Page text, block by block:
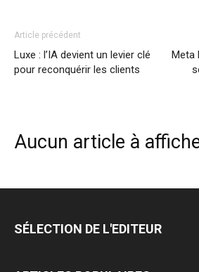
Article précédent
Luxe : l’IA devient un levier clé
pour reconquérir les clients
Meta
Aucun article à
SÉLECTION DE L'EDITEUR